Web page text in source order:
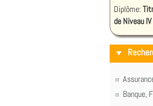
Diplôme:
de Niveau IV
Banque,